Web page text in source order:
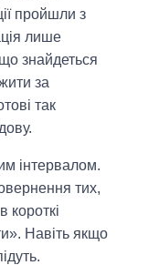
пройшли з
лише
знайдеться
за
так
інтервалом.
тих,
короткі
Навіть якщо